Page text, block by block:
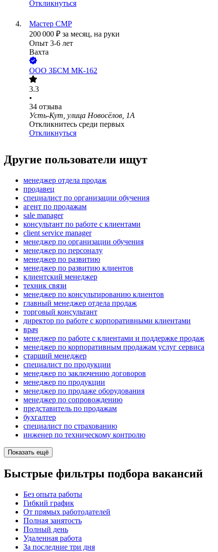
Откликнуться
Мастер СМР
200 000 ₽ за месяц, на руки
Опыт 3-6 лет
Вахта
ООО ЗБСМ МК-162
3.3
•
34 отзыва
Усть-Кут, улица Новосёлов, 1А
Откликнитесь среди первых
Откликнуться
Другие пользователи ищут
менеджер отдела продаж
продавец
специалист по организации обучения
агент по продажам
sale manager
консультант по работе с клиентами
client service manager
менеджер по организации обучения
менеджер по персоналу
менеджер по развитию
менеджер по развитию клиентов
клиентский менеджер
техник связи
менеджер по консультированию клиентов
главный менеджер отдела продаж
торговый консультант
директор по работе с корпоративными клиентами
врач
менеджер по работе с клиентами и поддержке продаж
менеджер по корпоративным продажам услуг сервиса
старший менеджер
специалист по продукции
менеджер по заключению договоров
менеджер по продукции
менеджер по продаже оборудования
менеджер по сопровождению
представитель по продажам
бухгалтер
специалист по страхованию
инженер по техническому контролю
Показать ещё
Быстрые фильтры подбора вакансий
Без опыта работы
Гибкий график
От прямых работодателей
Полная занятость
Полный день
Удаленная работа
За последние три дня